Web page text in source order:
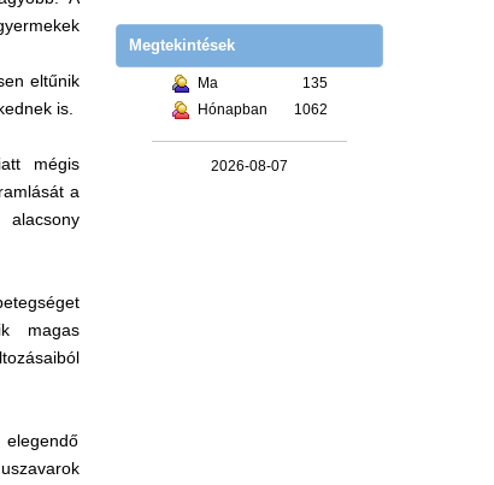
eltűnik
is.
mégis
a
magas
Megtekintések
Ma
135
Hónapban
1062
2026-08-07